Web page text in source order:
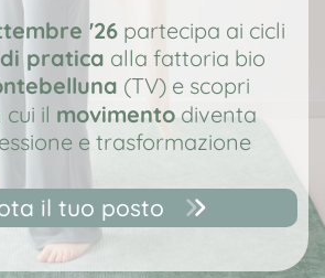
'26 partecipa ai cicli
pratica alla fattoria bio
(TV) e scopri
il movimento diventa
e trasformazione
il tuo posto